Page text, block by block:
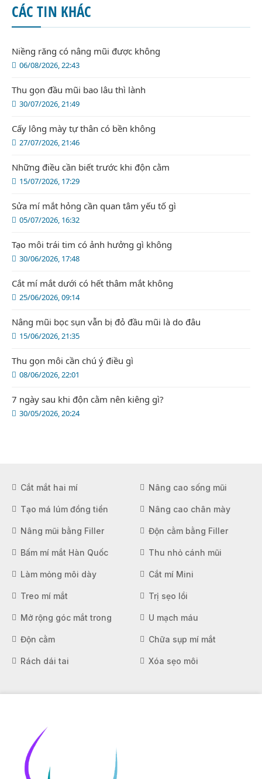
CÁC TIN KHÁC
06/08/2026, 22:43
Niềng răng có nâng mũi được không
30/07/2026, 21:49
Thu gọn đầu mũi bao lâu thì lành
27/07/2026, 21:46
Cấy lông mày tự thân có bền không
15/07/2026, 17:29
Những điều cần biết trước khi độn cằm
05/07/2026, 16:32
Sửa mí mắt hỏng cần quan tâm yếu tố gì
30/06/2026, 17:48
Tạo môi trái tim có ảnh hưởng gì không
25/06/2026, 09:14
Cắt mí mắt dưới có hết thâm mắt không
15/06/2026, 21:35
Nâng mũi bọc sụn vẫn bị đỏ đầu mũi là do đâu
08/06/2026, 22:01
Thu gọn môi cần chú ý điều gì
30/05/2026, 20:24
7 ngày sau khi độn cằm nên kiêng gì?
Cắt mắt hai mí Nâng cao sống mũi
Tạo má lúm đồng tiền Nâng cao chân mày
Nâng mũi bằng Filler Độn cằm bằng Filler
Bấm mí mắt Hàn Quốc Thu nhỏ cánh mũi
Làm mỏng môi dày Cắt mí Mini
Treo mí mắt Trị sẹo lồi
Mở rộng góc mắt trong U mạch máu
Độn cằm Chữa sụp mí mắt
Rách dái tai Xóa sẹo môi